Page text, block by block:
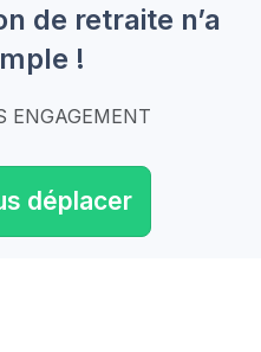
de retraite n’a
!
ENGAGEMENT
déplacer